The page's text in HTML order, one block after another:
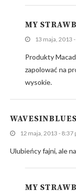
MY
13 maja, 2013
Produkty
zapolować na
wysokie.
12 maja, 2013 - 8:37
Ulubieńcy fajni, ale
MY